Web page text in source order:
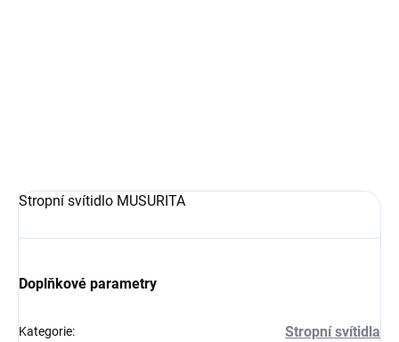
Stropní svítidlo MUSURITA
Doplňkové parametry
Kategorie: Stropní svítidla